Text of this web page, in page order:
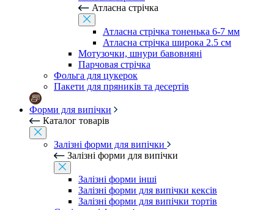
Атласна стрічка
Атласна стрічка тоненька 6-7 мм
Атласна стрічка широка 2.5 см
Мотузочки, шнури бавовняні
Парчовая стрічка
Фольга для цукерок
Пакети для пряників та десертів
Форми для випічки
Каталог товарів
Залізні форми для випічки
Залізні форми для випічки
Залізні форми інші
Залізні форми для випічки кексів
Залізні форми для випічки тортів